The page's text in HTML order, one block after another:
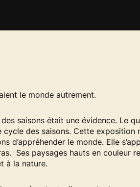
le monde autrement.
saisons était une évidence. Le
des saisons. Cette exposition
d’appréhender le monde. Elle
Ses paysages hauts en couleur
à la nature.